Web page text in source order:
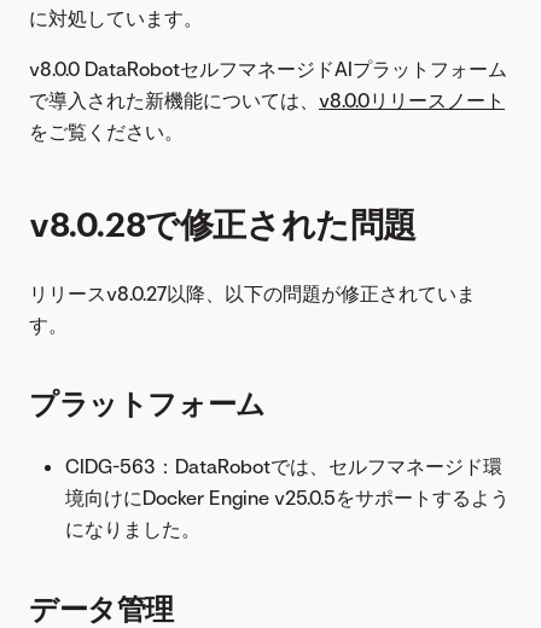
に対処しています。
v8.0.0 DataRobotセルフマネージドAIプラットフォーム
で導入された新機能については、 v8.0.0リリースノート
をご覧ください。
v8.0.28で修正された問題
リリースv8.0.27以降、以下の問題が修正されていま
す。
プラットフォーム
CIDG-563：DataRobotでは、セルフマネージド環
境向けにDocker Engine v25.0.5をサポートするよう
になりました。
データ管理